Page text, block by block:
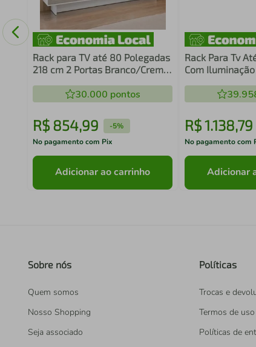
Rack para TV até 80 Polegadas
218 cm 2 Portas Branco/Crema
30.000 pontos
R$ 854,99 -5%
No pagamento com Pix
Adicionar ao carrinho
Rack Para Tv
Com
R$1.138,79
No pagamento com
Adicionar
Sobre nós
Quem somos
Nosso Shopping
Seja associado
Políticas
Trocas e
Termos de uso
Políticas de